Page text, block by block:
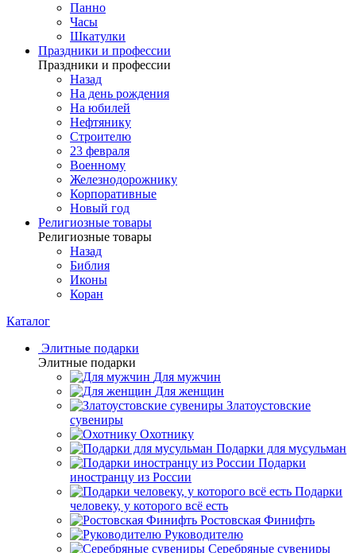
Панно
Часы
Шкатулки
Праздники и профессии
Праздники и профессии
Назад
На день рождения
На юбилей
Нефтянику
Строителю
23 февраля
Военному
Железнодорожнику
Корпоративные
Новый год
Религиозные товары
Религиозные товары
Назад
Библия
Иконы
Коран
Каталог
Элитные подарки
Элитные подарки
Для мужчин
Для женщин
Златоустовские
сувениры
Охотнику
Подарки для мусульман
Подарки
иностранцу из России
Подарки
человеку, у которого всё есть
Ростовская Финифть
Руководителю
Серебряные сувениры